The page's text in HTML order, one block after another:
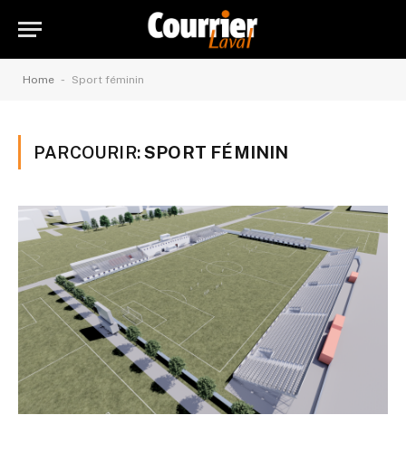
Home - Sport féminin
PARCOURIR:SPORT FÉMININ